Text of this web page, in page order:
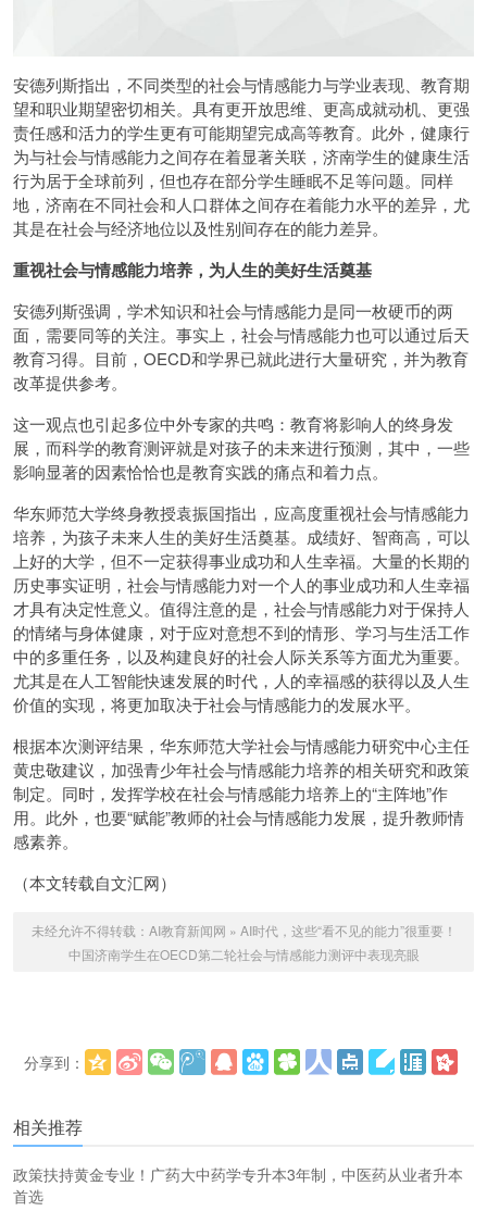
安德列斯指出，不同类型的社会与情感能力与学业表现、教育期
望和职业期望密切相关。具有更开放思维、更高成就动机、更强
责任感和活力的学生更有可能期望完成高等教育。此外，健康行
为与社会与情感能力之间存在着显著关联，济南学生的健康生活
行为居于全球前列，但也存在部分学生睡眠不足等问题。同样
地，济南在不同社会和人口群体之间存在着能力水平的差异，尤
其是在社会与经济地位以及性别间存在的能力差异。
重视社会与情感能力培养，为人生的美好生活奠基
安德列斯强调，学术知识和社会与情感能力是同一枚硬币的两
面，需要同等的关注。事实上，社会与情感能力也可以通过后天
教育习得。目前，OECD和学界已就此进行大量研究，并为教育
改革提供参考。
这一观点也引起多位中外专家的共鸣：教育将影响人的终身发
展，而科学的教育测评就是对孩子的未来进行预测，其中，一些
影响显著的因素恰恰也是教育实践的痛点和着力点。
华东师范大学终身教授袁振国指出，应高度重视社会与情感能力
培养，为孩子未来人生的美好生活奠基。成绩好、智商高，可以
上好的大学，但不一定获得事业成功和人生幸福。大量的长期的
历史事实证明，社会与情感能力对一个人的事业成功和人生幸福
才具有决定性意义。值得注意的是，社会与情感能力对于保持人
的情绪与身体健康，对于应对意想不到的情形、学习与生活工作
中的多重任务，以及构建良好的社会人际关系等方面尤为重要。
尤其是在人工智能快速发展的时代，人的幸福感的获得以及人生
价值的实现，将更加取决于社会与情感能力的发展水平。
根据本次测评结果，华东师范大学社会与情感能力研究中心主任
黄忠敬建议，加强青少年社会与情感能力培养的相关研究和政策
制定。同时，发挥学校在社会与情感能力培养上的“主阵地”作
用。此外，也要“赋能”教师的社会与情感能力发展，提升教师情
感素养。
（本文转载自文汇网）
未经允许不得转载： AI教育新闻网 » AI时代，这些“看不见的能力”很重要！
中国济南学生在OECD第二轮社会与情感能力测评中表现亮眼
分享到：
相关推荐
政策扶持黄金专业！广药大中药学专升本3年制，中医药从业者升本
首选